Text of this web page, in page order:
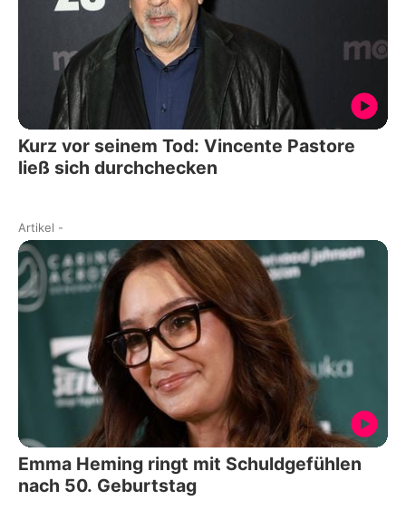
Kurz vor seinem Tod: Vincente Pastore
ließ sich durchchecken
Artikel -
Emma Heming ringt mit Schuldgefühlen
nach 50. Geburtstag